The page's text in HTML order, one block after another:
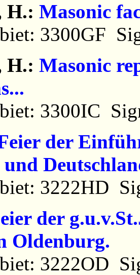
H.: Masonic
3300GF
H.: Masonic
3300IC
der
3222HD
der
Oldenburg.
3222OD